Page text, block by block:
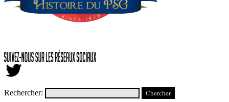
Rechercher: